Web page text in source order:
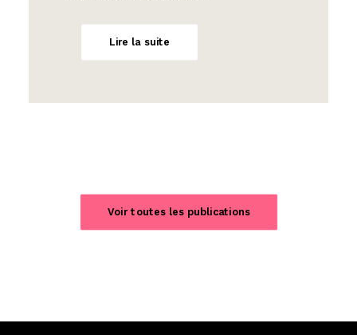
Lire la suite
Voir toutes les publications